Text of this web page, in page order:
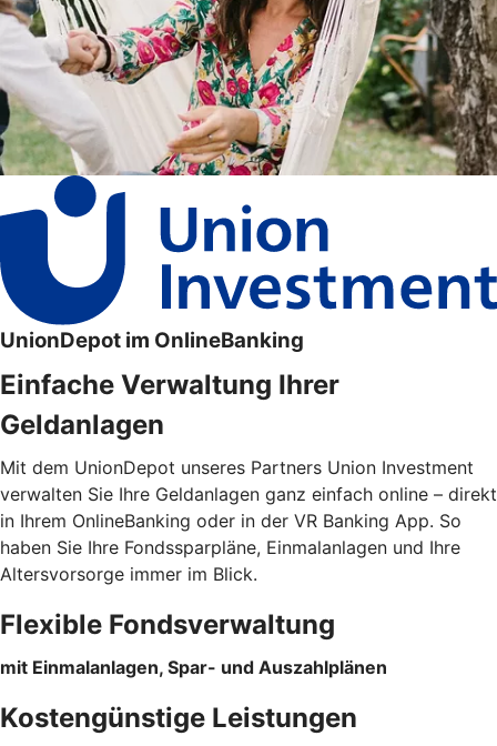
UnionDepot im OnlineBanking
Einfache Verwaltung Ihrer
Geldanlagen
Mit dem UnionDepot unseres Partners Union Investment
verwalten Sie Ihre Geldanlagen ganz einfach online – direkt
in Ihrem OnlineBanking oder in der VR Banking App. So
haben Sie Ihre Fondssparpläne, Einmalanlagen und Ihre
Altersvorsorge immer im Blick.
Flexible Fondsverwaltung
mit Einmalanlagen, Spar- und Auszahlplänen
Kostengünstige Leistungen